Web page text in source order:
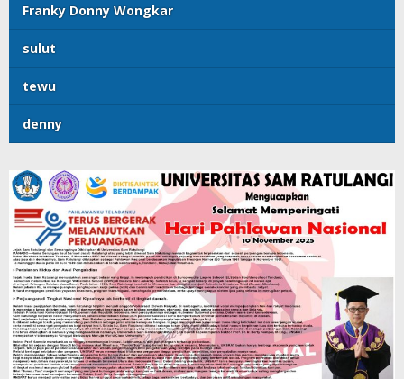
Franky Donny Wongkar
sulut
tewu
denny